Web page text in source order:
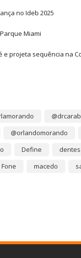
no Ideb 2025
Miami
e projeta sequência na
@orlandomorando
Define
dentes
Fone macedo